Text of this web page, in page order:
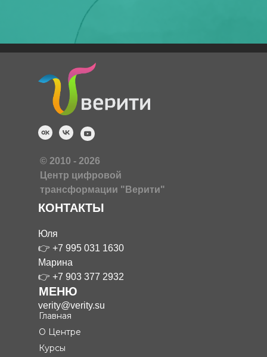
КОНТАКТЫ
МЕНЮ
Юля
👉 +7 995 031 1630
Марина
👉 +7 903 377 2932
verity@verity.su
© 2010 - 2026
Центр цифровой
трансформации "Верити"
Главная
О Центре
Курсы